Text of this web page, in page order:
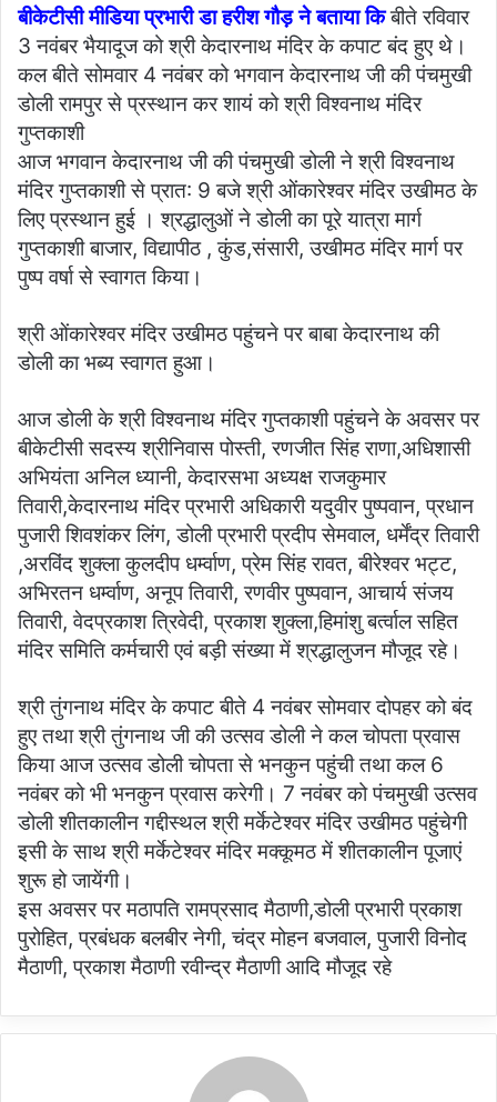
बीकेटीसी मीडिया प्रभारी डा हरीश गौड़ ने बताया किबीते रविवार
3 नवंबर भैयादूज को श्री केदारनाथ मंदिर के कपाट बंद हुए थे।
कल बीते सोमवार 4 नवंबर को भगवान केदारनाथ जी की पंचमुखी
डोली रामपुर से प्रस्थान कर शायं को श्री विश्वनाथ मंदिर
गुप्तकाशी
आज भगवान केदारनाथ जी की पंचमुखी डोली ने श्री विश्वनाथ
मंदिर गुप्तकाशी से प्रात: 9 बजे श्री ओंकारेश्वर मंदिर उखीमठ के
लिए प्रस्थान हुई । श्रद्धालुओं ने डोली का पूरे यात्रा मार्ग
गुप्तकाशी बाजार, विद्यापीठ , कुंड,संसारी, उखीमठ मंदिर मार्ग पर
पुष्प वर्षा से स्वागत किया।
श्री ओंकारेश्वर मंदिर उखीमठ पहुंचने पर बाबा केदारनाथ की
डोली का भब्य स्वागत हुआ‌।
आज डोली के श्री विश्वनाथ मंदिर गुप्तकाशी पहुंचने के अवसर पर
बीकेटीसी सदस्य श्रीनिवास पोस्ती, रणजीत सिंह राणा,अधिशासी
अभियंता अनिल ध्यानी, केदारसभा अध्यक्ष राजकुमार
तिवारी,केदारनाथ मंदिर प्रभारी अधिकारी यदुवीर पुष्पवान, प्रधान
पुजारी शिवशंकर लिंग, डोली प्रभारी प्रदीप सेमवाल, धर्मेंद्र तिवारी
,अरविंद शुक्ला कुलदीप धर्म्वाण, प्रेम सिंह रावत, बीरेश्वर भट्ट,
अभिरतन धर्म्वाण, अनूप तिवारी, रणवीर पुष्पवान, आचार्य संजय
तिवारी, वेदप्रकाश त्रिवेदी, प्रकाश शुक्ला,हिमांशु बर्त्वाल सहित
मंदिर समिति कर्मचारी एवं बड़ी संख्या में श्रद्धालुजन मौजूद रहे।
श्री तुंगनाथ मंदिर के कपाट बीते 4 नवंबर सोमवार दोपहर को बंद
हुए तथा श्री तुंगनाथ जी की उत्सव डोली ने कल चोपता प्रवास
किया आज उत्सव डोली चोपता से भनकुन पहुंची तथा कल 6
नवंबर को भी भनकुन प्रवास करेगी। 7 नवंबर को पंचमुखी उत्सव
डोली शीतकालीन गद्दीस्थल श्री मर्केटेश्वर मंदिर उखीमठ पहुंचेगी
इसी के साथ श्री मर्केटेश्वर मंदिर मक्कूमठ में शीतकालीन पूजाएं
शुरू हो जायेंगी।
इस अवसर पर मठापति रामप्रसाद मैठाणी,डोली प्रभारी प्रकाश
पुरोहित, प्रबंधक बलबीर नेगी, चंद्र मोहन बजवाल, पुजारी विनोद
मैठाणी, प्रकाश मैठाणी रवीन्द्र मैठाणी आदि मौजूद रहे